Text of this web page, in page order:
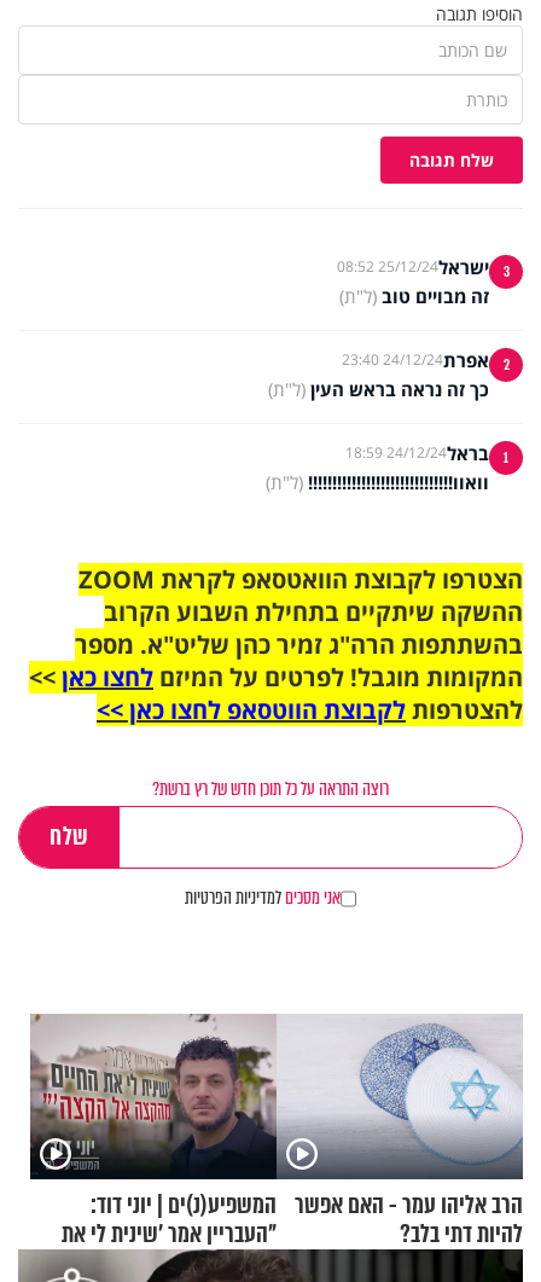
הוסיפו תגובה
שלח תגובה
3 ישראל25/12/24 08:52
זה מבויים טוב (ל"ת)
2 אפרת24/12/24 23:40
כך זה נראה בראש העין (ל"ת)
1 בראל24/12/24 18:59
וואוו!!!!!!!!!!!!!!!!!!!!!!!!!!!!!! (ל"ת)
הצטרפו לקבוצת הוואטסאפ לקראת ZOOM
ההשקה שיתקיים בתחילת השבוע הקרוב
בהשתתפות הרה"ג זמיר כהן שליט"א. מספר
המקומות מוגבל! לפרטים על המיזם לחצו כאן>>
להצטרפותלקבוצת הווטסאפ לחצו כאן >>
רוצה התראה על כל תוכן חדש של רץ ברשת?
אני מסכיםלמדיניות הפרטיות
הרב אליהו עמר - האם אפשר
להיות דתי בלב?
המשפיע(נ)ים | יוני דוד:
"העבריין אמר 'שינית לי את
החיים מהקצה אל הקצה'"